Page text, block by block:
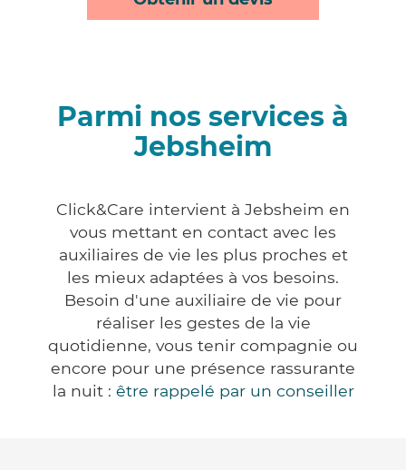
Parmi nos services à
Jebsheim
Click&Care intervient à Jebsheim en
vous mettant en contact avec les
auxiliaires de vie les plus proches et
les mieux adaptées à vos besoins.
Besoin d'une auxiliaire de vie pour
réaliser les gestes de la vie
quotidienne, vous tenir compagnie ou
encore pour une présence rassurante
la nuit : être rappelé par un conseiller